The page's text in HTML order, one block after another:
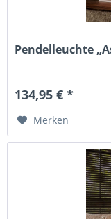
Pendelleuchte
134,95 € *
Merken